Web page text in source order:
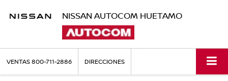
NISSAN AUTOCOM HUETAMO
VENTAS800-711-2886 DIRECCIONES